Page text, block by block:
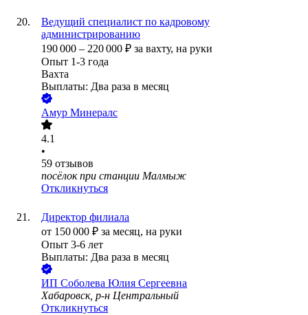
Ведущий специалист по кадровому
администрированию
190 000 – 220 000 ₽ за вахту, на руки
Опыт 1-3 года
Вахта
Выплаты: Два раза в месяц
Амур Минералс
4.1
•
59 отзывов
посёлок при станции Малмыж
Откликнуться
Директор филиала
от 150 000 ₽ за месяц, на руки
Опыт 3-6 лет
Выплаты: Два раза в месяц
ИП Соболева Юлия Сергеевна
Хабаровск, р-н Центральный
Откликнуться